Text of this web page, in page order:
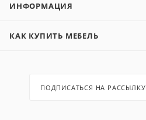
ИНФОРМАЦИЯ
КАК КУПИТЬ МЕБЕЛЬ
ПОДПИСАТЬСЯ НА РАССЫЛКУ